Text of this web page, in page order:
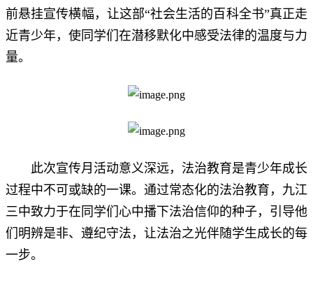
前悬挂宣传横幅，让这部“社会生活的百科全书”真正走
近青少年，使同学们在潜移默化中感受法律的温度与力
量。
此次宣传月活动意义深远，法治教育是青少年成长
过程中不可或缺的一课。通过常态化的法治教育，九江
三中致力于在同学们心中播下法治信仰的种子，引导他
们明辨是非、遵纪守法，让法治之光伴随学生成长的每
一步。